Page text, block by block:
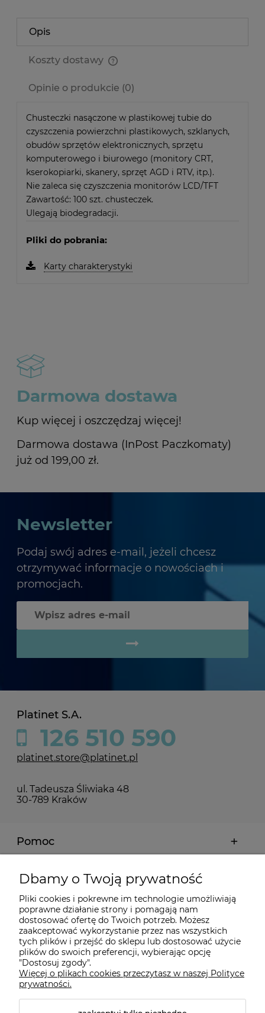
Opis
Koszty dostawy
Opinie o produkcie (0)
Chusteczki nasączone w plastikowej tubie do
czyszczenia powierzchni plastikowych, szklanych,
obudów sprzętów elektronicznych, sprzętu
komputerowego i biurowego (monitory CRT,
kserokopiarki, skanery, sprzęt AGD i RTV, itp.).
Nie zaleca się czyszczenia monitorów LCD/TFT
Zawartość: 100 szt. chusteczek.
Ulegają biodegradacji.
Pliki do pobrania:
Karty charakterystyki
Darmowa dostawa
Kup więcej i oszczędzaj więcej!
Darmowa dostawa (InPost Paczkomaty)
już od 199,00 zł.
Newsletter
Podaj swój adres e-mail, jeżeli chcesz
otrzymywać informacje o nowościach i
promocjach.
Platinet S.A.
126 510 590
platinet.store@platinet.pl
ul. Tadeusza Śliwiaka 48
30-789 Kraków
Pomoc
Moje konto
Płatności i dostawa
Informacje
O nas
Dbamy o Twoją prywatność
Pliki cookies i pokrewne im technologie umożliwiają
poprawne działanie strony i pomagają nam
dostosować ofertę do Twoich potrzeb. Możesz
zaakceptować wykorzystanie przez nas wszystkich
tych plików i przejść do sklepu lub dostosować użycie
plików do swoich preferencji, wybierając opcję
"Dostosuj zgody".
Więcej o plikach cookies przeczytasz w naszej Polityce
prywatności.